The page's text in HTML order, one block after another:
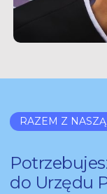
RAZEM Z
do Urzędu